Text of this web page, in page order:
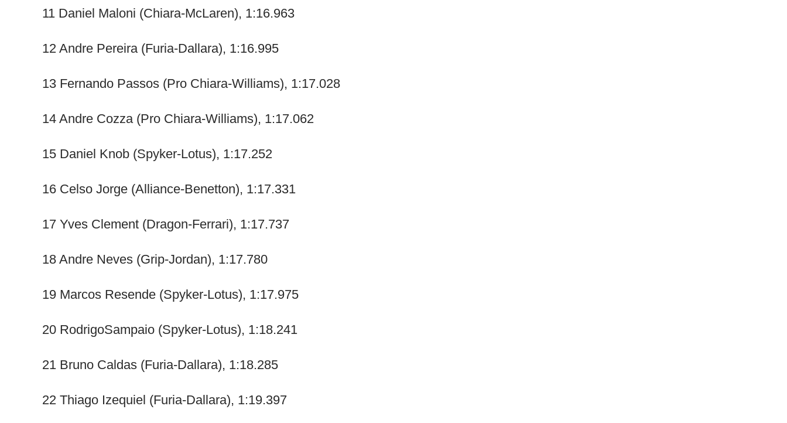
11 Daniel Maloni (Chiara-McLaren), 1:16.963
12 Andre Pereira (Furia-Dallara), 1:16.995
13 Fernando Passos (Pro Chiara-Williams), 1:17.028
14 Andre Cozza (Pro Chiara-Williams), 1:17.062
15 Daniel Knob (Spyker-Lotus), 1:17.252
16 Celso Jorge (Alliance-Benetton), 1:17.331
17 Yves Clement (Dragon-Ferrari), 1:17.737
18 Andre Neves (Grip-Jordan), 1:17.780
19 Marcos Resende (Spyker-Lotus), 1:17.975
20 RodrigoSampaio (Spyker-Lotus), 1:18.241
21 Bruno Caldas (Furia-Dallara), 1:18.285
22 Thiago Izequiel (Furia-Dallara), 1:19.397